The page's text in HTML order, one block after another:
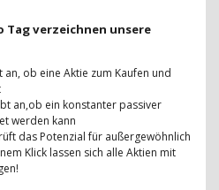
Tag verzeichnen unsere
an, ob eine Aktie zum Kaufen und
an,ob ein konstanter passiver
werden kann
das Potenzial für außergewöhnlich
Klick lassen sich alle Aktien mit